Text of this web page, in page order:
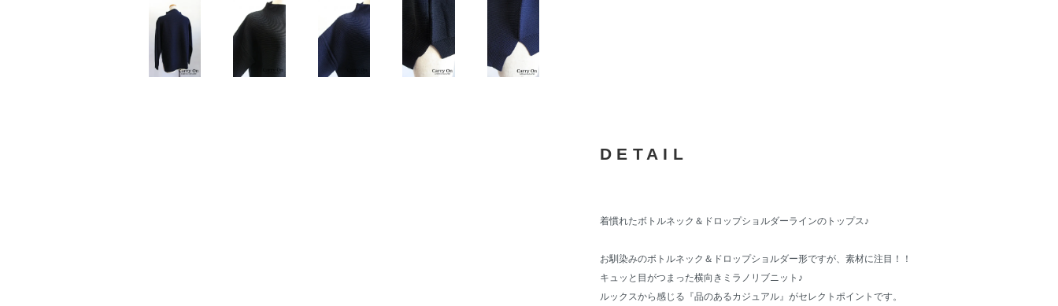
DETAIL
着慣れたボトルネック＆ドロップショルダーラインのトップス♪
お馴染みのボトルネック＆ドロップショルダー形ですが、素材に注目！！
キュッと目がつまった横向きミラノリブニット♪
ルックスから感じる『品のあるカジュアル』がセレクトポイントです。